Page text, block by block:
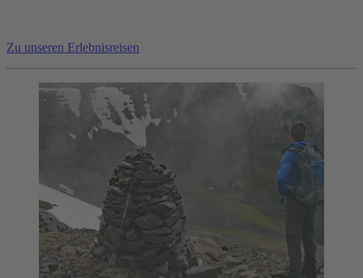
Zu unseren Erlebnisreisen